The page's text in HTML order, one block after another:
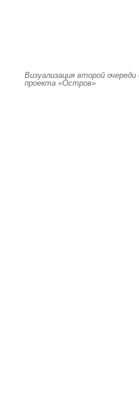
Визуализация второй
проекта «Остров»